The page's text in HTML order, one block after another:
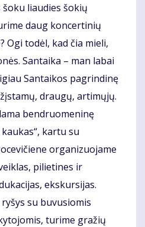
šoku liaudies šokių
daug koncertinių
Ogi todėl, kad čia mieli,
Santaika – man labai
Santaikos pagrindinę
draugų, artimųjų.
bendruo­meninę
kartu su
organizuojame
pilietines ir
ekskursijas.
su buvusiomis
turime gražių